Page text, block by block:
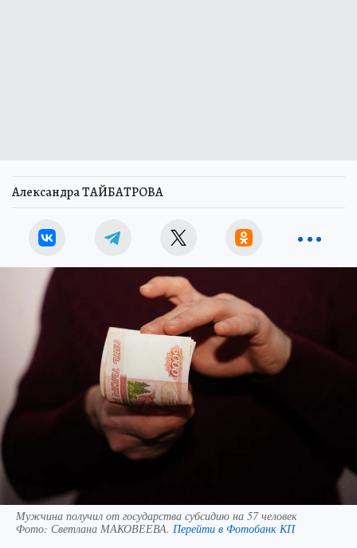
Александра ТАЙБАТРОВА
Мужчина получил от государства субсидию на 57 человек
Фото: Светлана МАКОВЕЕВА. Перейти в Фотобанк КП